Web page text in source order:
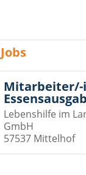
Jobs
Lebenshilfe im
GmbH
57537 Mittelhof